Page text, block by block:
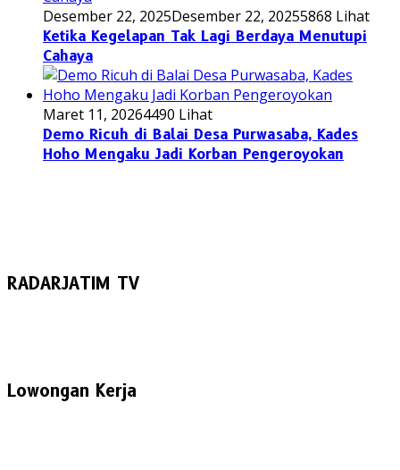
Desember 22, 2025Desember 22, 20255868 Lihat
Ketika Kegelapan Tak Lagi Berdaya Menutupi
Cahaya
Maret 11, 20264490 Lihat
Demo Ricuh di Balai Desa Purwasaba, Kades
Hoho Mengaku Jadi Korban Pengeroyokan
RADARJATIM TV
Lowongan Kerja